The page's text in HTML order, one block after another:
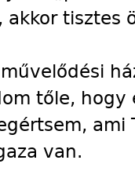
akkor tisztes
tőle, hogy
van.